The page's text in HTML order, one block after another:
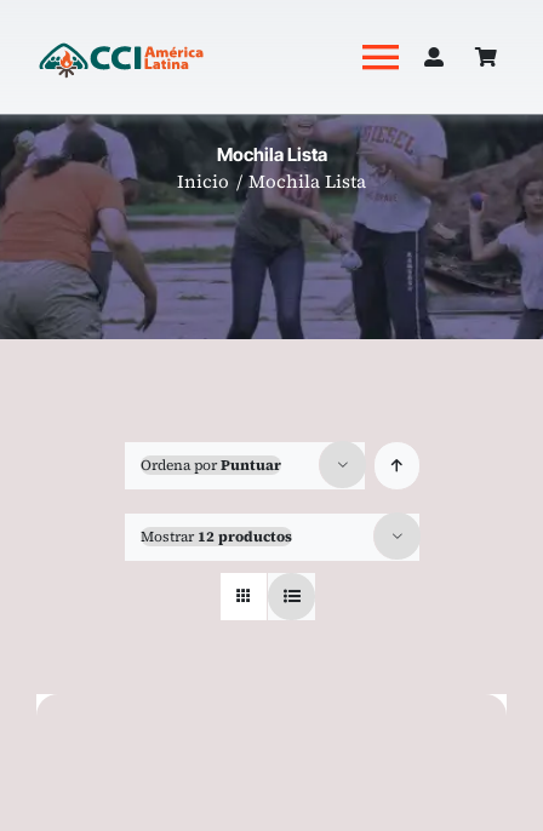
contenido
Toggle
Academia
Productos
Revista Hoguera
Mochila Lista
Inicio Mochila Lista
Ordena porPuntuar
Mostrar12 productos